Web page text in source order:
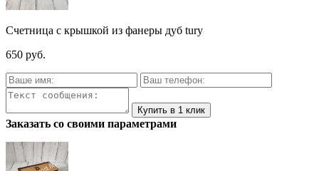
Счетница с крышкой из фанеры дуб tury
650 руб.
Заказать со своими параметрами